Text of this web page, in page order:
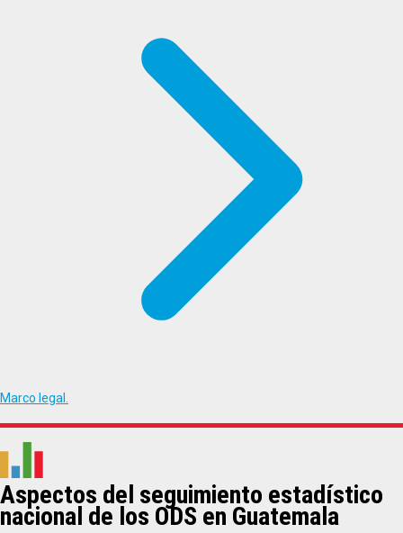
Marco legal.
Aspectos del seguimiento estadístico
nacional de los ODS en Guatemala